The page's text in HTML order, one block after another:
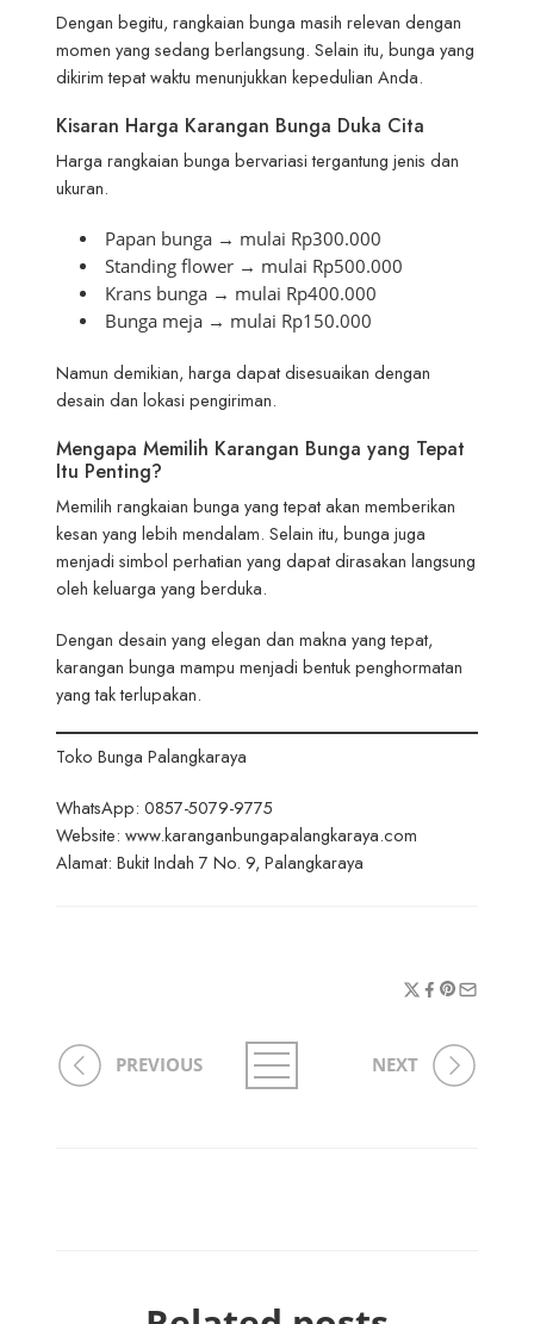
Dengan begitu, rangkaian bunga masih relevan dengan
momen yang sedang berlangsung. Selain itu, bunga yang
dikirim tepat waktu menunjukkan kepedulian Anda.
Kisaran Harga Karangan Bunga Duka Cita
Harga rangkaian bunga bervariasi tergantung jenis dan
ukuran.
Papan bunga → mulai Rp300.000
Standing flower → mulai Rp500.000
Krans bunga → mulai Rp400.000
Bunga meja → mulai Rp150.000
Namun demikian, harga dapat disesuaikan dengan
desain dan lokasi pengiriman.
Mengapa Memilih Karangan Bunga yang Tepat
Itu Penting?
Memilih rangkaian bunga yang tepat akan memberikan
kesan yang lebih mendalam. Selain itu, bunga juga
menjadi simbol perhatian yang dapat dirasakan langsung
oleh keluarga yang berduka.
Dengan desain yang elegan dan makna yang tepat,
karangan bunga mampu menjadi bentuk penghormatan
yang tak terlupakan.
Toko Bunga Palangkaraya
WhatsApp: 0857-5079-9775
Website: www.karanganbungapalangkaraya.com
Alamat: Bukit Indah 7 No. 9, Palangkaraya
PREVIOUS NEXT